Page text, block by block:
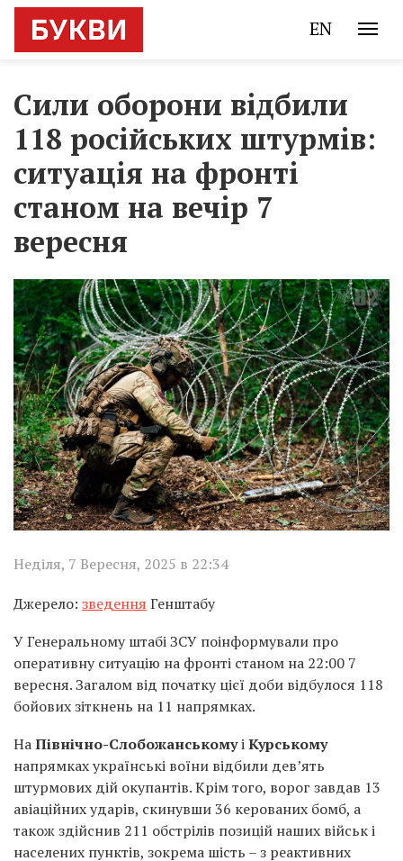
EN
Сили оборони відбили
118 російських штурмів:
ситуація на фронті
станом на вечір 7
вересня
Неділя, 7 Вересня, 2025 в 22:34
Джерело: зведення Генштабу
У Генеральному штабі ЗСУ поінформували про
оперативну ситуацію на фронті станом на 22:00 7
вересня. Загалом від початку цієї доби відбулося 118
бойових зіткнень на 11 напрямках.
НаПівнічно-СлобожанськомуіКурському
напрямках українські воїни відбили дев’ять
штурмових дій окупантів. Крім того, ворог завдав 13
авіаційних ударів, скинувши 36 керованих бомб, а
також здійснив 211 обстрілів позицій наших військ і
населених пунктів, зокрема шість – з реактивних